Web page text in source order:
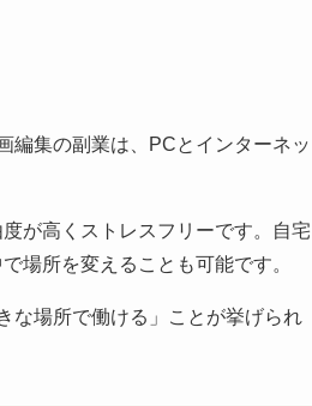
編集の副業は、PCとインターネッ
が高くストレスフリーです。自宅
場所を変えることも可能です。
な場所で働ける」ことが挙げられ